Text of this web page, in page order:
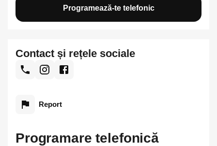
Programează-te telefonic
Programare telefonică
Contact și rețele sociale
Report